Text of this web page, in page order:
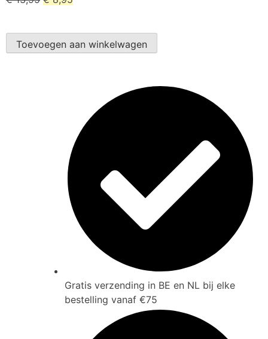
Toevoegen aan winkelwagen
Gratis verzending in BE en NL bij elke
bestelling vanaf €75